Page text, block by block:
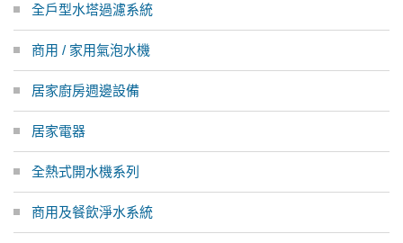
全戶型水塔過濾系統
商用 / 家用氣泡水機
居家廚房週邊設備
居家電器
全熱式開水機系列
商用及餐飲淨水系統